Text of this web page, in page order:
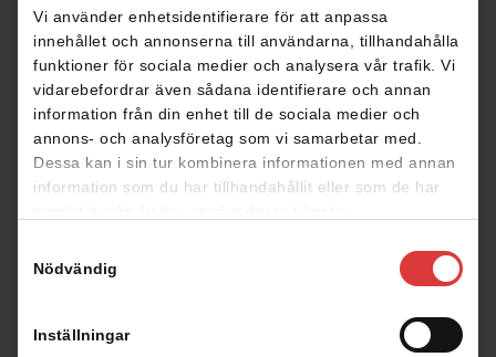
Vi använder enhetsidentifierare för att anpassa
innehållet och annonserna till användarna, tillhandahålla
funktioner för sociala medier och analysera vår trafik. Vi
vidarebefordrar även sådana identifierare och annan
information från din enhet till de sociala medier och
annons- och analysföretag som vi samarbetar med.
Dessa kan i sin tur kombinera informationen med annan
information som du har tillhandahållit eller som de har
Nödvändig
Inställningar
Favoritmarkera denna
DELA
Klicka på planritningen för att förstora den